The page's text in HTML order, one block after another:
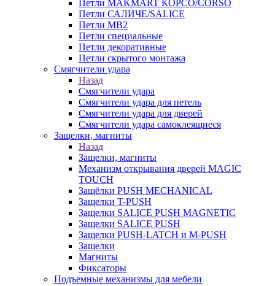
Петли MAKMART КОРСО/CORSO
Петли САЛИЧЕ/SALICE
Петли MB2
Петли специальные
Петли декоративные
Петли скрытого монтажа
Смягчители удара
Назад
Смягчители удара
Смягчители удара для петель
Смягчители удара для дверей
Cмягчители удара самоклеящиеся
Защелки, магниты
Назад
Защелки, магниты
Механизм открывания дверей MAGIC
TOUCH
Защёлки PUSH MECHANICAL
Защелки T-PUSH
Защелки SALICE PUSH MAGNETIC
Защелки SALICE PUSH
Защелки PUSH-LATCH и M-PUSH
Защелки
Магниты
Фиксаторы
Подъемные механизмы для мебели